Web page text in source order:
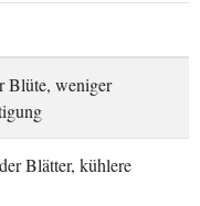
Blüte, weniger
Blätter, kühlere